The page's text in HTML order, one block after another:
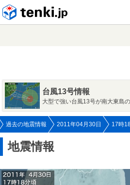
台風13号情報
大型で強い台風13号が南大東島
過去の地震情報 2011年04月30日 17時
地震情報